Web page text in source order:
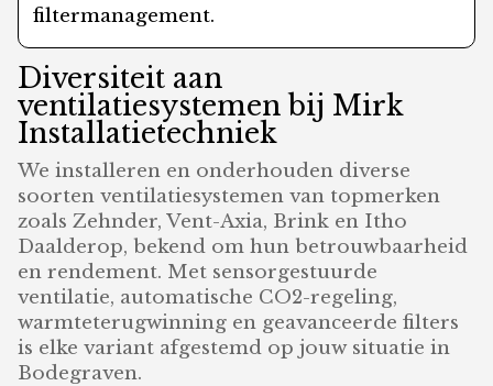
filtermanagement.
Diversiteit aan
ventilatiesystemen bij Mirk
Installatietechniek
We installeren en onderhouden diverse
soorten ventilatiesystemen van topmerken
zoals Zehnder, Vent-Axia, Brink en Itho
Daalderop, bekend om hun betrouwbaarheid
en rendement. Met sensorgestuurde
ventilatie, automatische CO2-regeling,
warmteterugwinning en geavanceerde filters
is elke variant afgestemd op jouw situatie in
Bodegraven.